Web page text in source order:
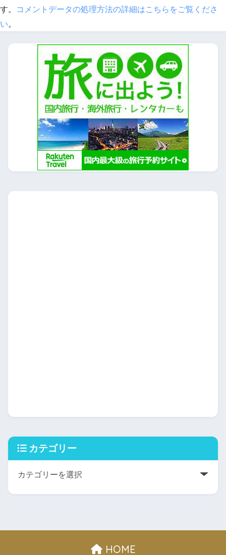
す。
コメントデータの処理方法の詳細はこちらをご覧くださ
い。
カテゴリー
HOME